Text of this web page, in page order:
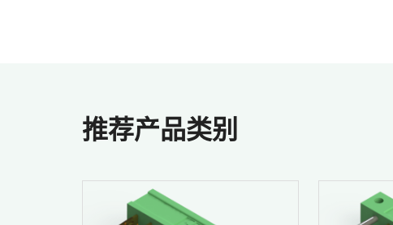
推荐产品类别